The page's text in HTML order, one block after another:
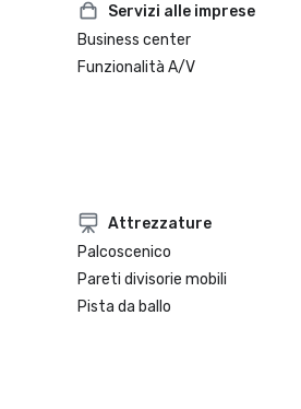
Servizi alle imprese
Business center
Funzionalità A/V
Attrezzature
Palcoscenico
Pareti divisorie mobili
Pista da ballo